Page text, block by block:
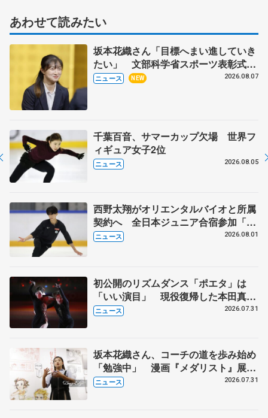
あわせて読みたい
坂本花織さん「目標へまい進していき
たい」 文部科学省スポーツ表彰式で
代表謝辞
ニュース NEW 2026.08.07
千葉百音、サマーカップ欠場 世界フ
ィギュア女子2位
ニュース 2026.08.05
西野太翔がオリエンタルバイオと所属
契約へ 全日本ジュニア合宿参加「結
果残していかないと」 講師はジェー
ニュース 2026.08.01
初公開のリズムダンス「ポエタ」は
「いい演目」 現役復帰した本田真
凜、宇野昌磨組がアイスショー
ニュース 2026.07.31
坂本花織さん、コーチの道を歩み始め
「勉強中」 漫画『メダリスト』展覧
会で子どもたちにエール
ニュース 2026.07.31